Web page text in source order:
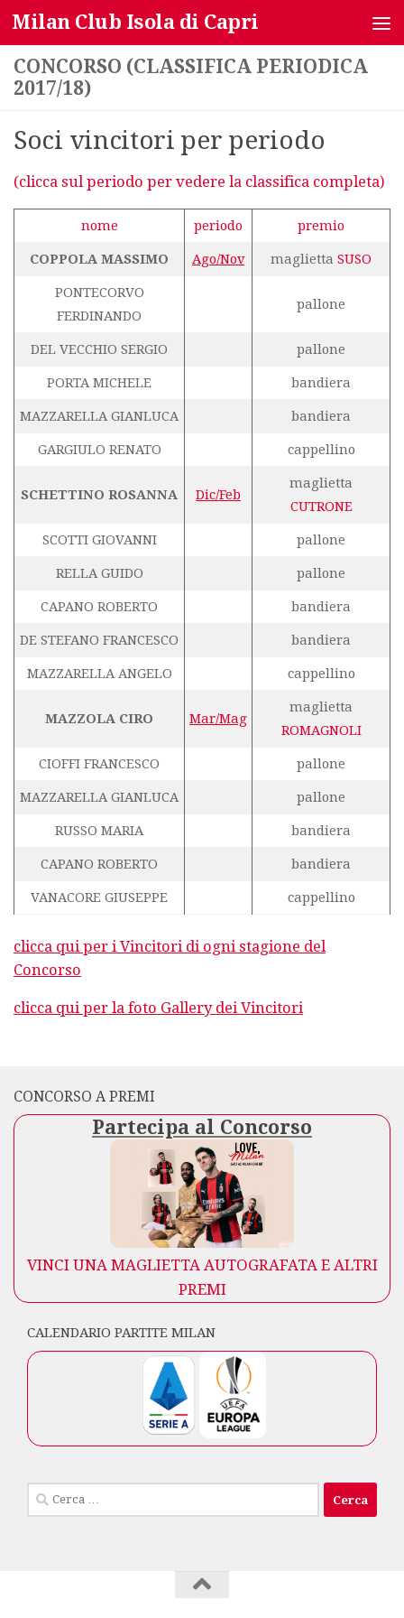
Salta al contenuto
Milan Club Isola di Capri
CONCORSO (CLASSIFICA PERIODICA
2017/18)
Soci vincitori per periodo
(clicca sul periodo per vedere la classifica completa)
nome periodo premio
COPPOLA MASSIMO Ago/Nov maglietta SUSO
PONTECORVO
FERDINANDO
pallone
DEL VECCHIO SERGIO pallone
PORTA MICHELE bandiera
MAZZARELLA GIANLUCA bandiera
GARGIULO RENATO cappellino
SCHETTINO ROSANNA Dic/Feb
maglietta
CUTRONE
SCOTTI GIOVANNI pallone
RELLA GUIDO pallone
CAPANO ROBERTO bandiera
DE STEFANO FRANCESCO bandiera
MAZZARELLA ANGELO cappellino
MAZZOLA CIRO Mar/Mag
maglietta
ROMAGNOLI
CIOFFI FRANCESCO pallone
MAZZARELLA GIANLUCA pallone
RUSSO MARIA bandiera
CAPANO ROBERTO bandiera
VANACORE GIUSEPPE cappellino
clicca qui per i Vincitori di ogni stagione del
Concorso
clicca qui per la foto Gallery dei Vincitori
CONCORSO A PREMI
Partecipa al Concorso
VINCI UNA MAGLIETTA AUTOGRAFATA E ALTRI
PREMI
CALENDARIO PARTITE MILAN
Ricerca
per: